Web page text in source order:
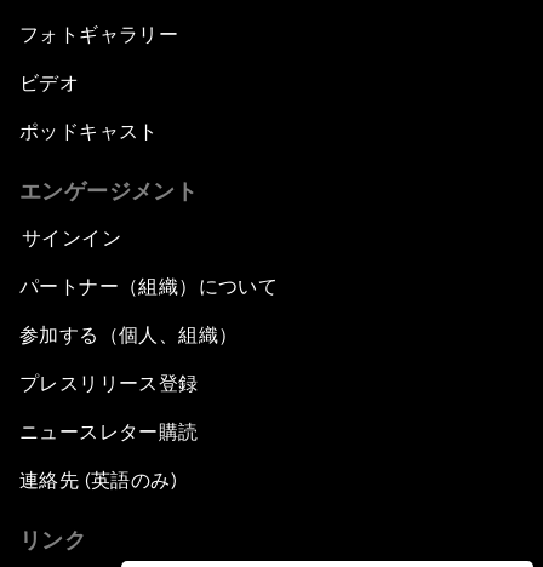
フォトギャラリー
ビデオ
ポッドキャスト
エンゲージメント
サインイン
パートナー（組織）について
参加する（個人、組織）
プレスリリース登録
ニュースレター購読
連絡先 (英語のみ)
リンク